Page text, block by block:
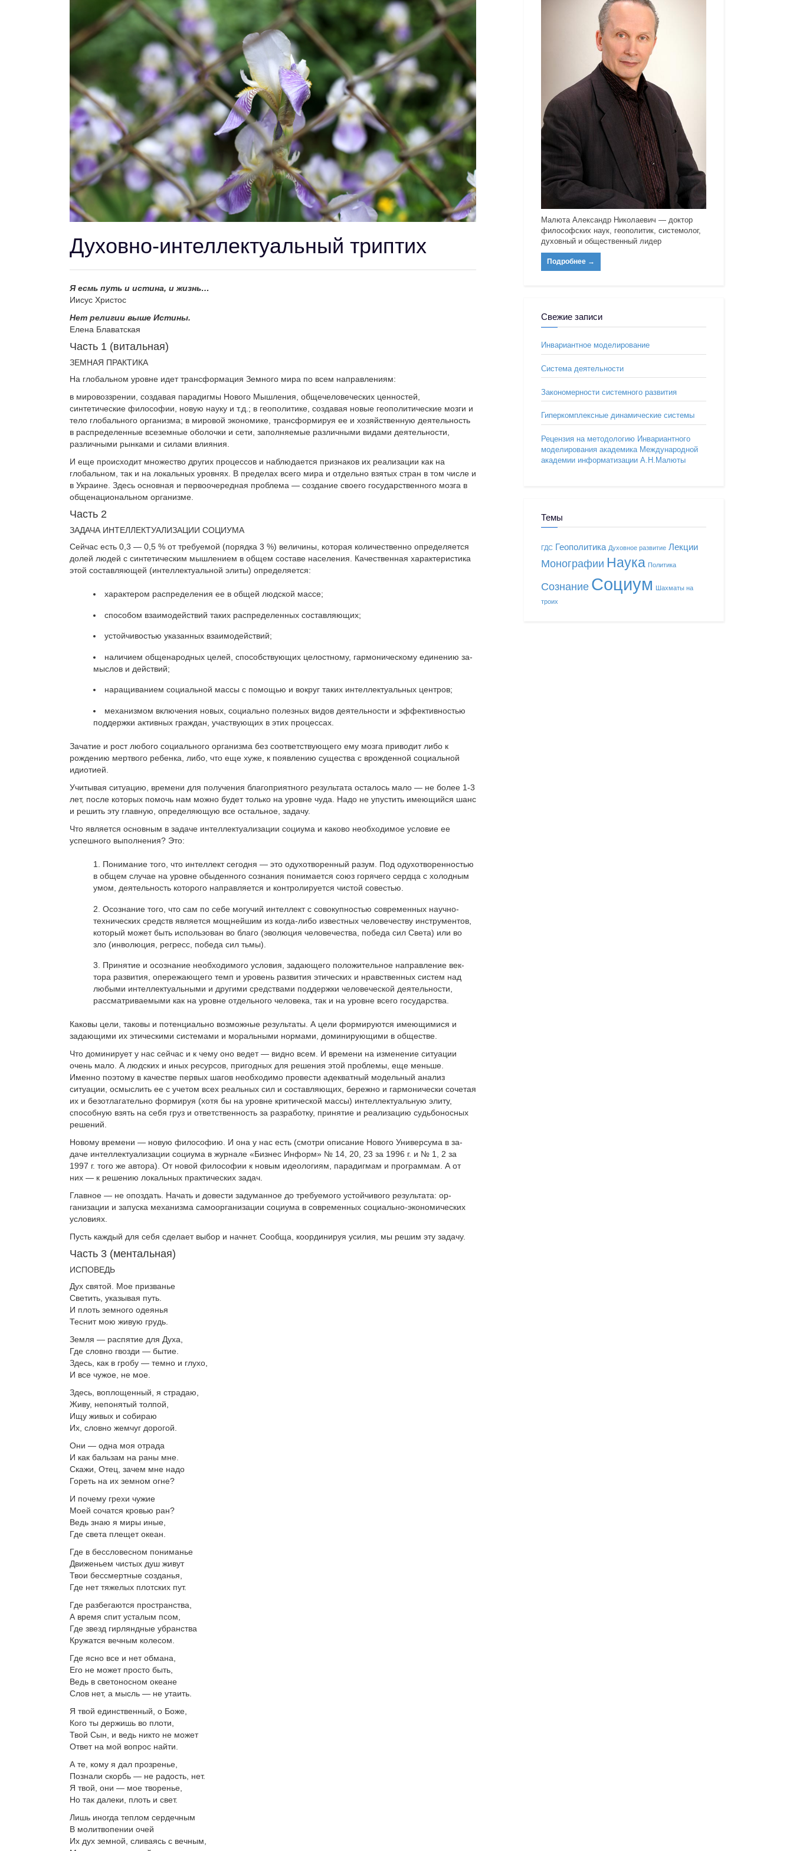
Духовно-интеллектуальный триптих
Posted
09.07.2015
By
МАНУ
Яесмь путь и истина, и жизнь…
Иисус Христос
Нет религии выше Истины.
Елена Блаватская
Часть 1 (витальная)
ЗЕМНАЯ ПРАКТИКА
На глобальном уровне идет трансформация Земного мира по всем направлениям:
в мировоззрении, создавая парадигмы Но­вого Мышления, общечеловеческих ценностей,
синтетические философии, новую науку и т.д.; в геополитике, создавая новые гео­политические мозги и
тело глобального организ­ма; в мировой экономике, трансформируя ее и хозяйственную деятельность
в распределенные всеземные оболочки и сети, заполняемые различ­ными видами деятельности,
различными рынками и силами влияния.
И еще происходит множество других процессов и наблюдается призна­ков их реализации как на
глобальном, так и на локальных уровнях. В пределах всего мира и от­дельно взятых стран в том числе и
в Украине. Здесь основная и пер­воочередная проблема — создание своего государ­ственного мозга в
общенациональном организме.
Часть 2
ЗАДАЧА ИНТЕЛЛЕКТУАЛИЗАЦИИ СОЦИУМА
Сейчас есть 0,3 — 0,5 % от требуемой (порядка 3 %) величины, которая количественно определя­ется
долей людей с синтетическим мышлением в общем составе населения. Качественная характери­стика
этой составляющей (интеллектуальной эли­ты) определяется:
характером распределения ее в общей люд­ской массе;
способом взаимодействий таких распреде­ленных составляющих;
устойчивостью указанных взаимодействий;
наличием общенародных целей, способству­ющих целостному, гармоническому единению за­
мыслов и действий;
наращиванием социальной массы с помощью и вокруг таких интеллектуальных центров;
механизмом включения новых, социально полезных видов деятельности и эффективностью
поддержки активных граждан, участвующих в этих процессах.
Зачатие и рост любого социального организма без соответствующего ему мозга приводит либо к
рождению мертвого ребенка, либо, что еще хуже, к появлению существа с врожденной социальной
идиотией.
Учитывая ситуацию, времени для получения благоприятного результата осталось мало — не более 1-3
лет, после которых помочь нам можно бу­дет только на уровне чуда. Надо не упустить име­ющийся шанс
и решить эту главную, определяю­щую все остальное, задачу.
Что является основным в задаче интеллектуа­лизации социума и каково необходимое условие ее
успешного выполнения? Это:
Понимание того, что интеллект сегодня — это одухотворенный разум. Под одухотворенностью
в общем случае на уровне обыденного сознания по­нимается союз горячего сердца с холодным
умом, деятельность которого направляется и контроли­руется чистой совестью.
Осознание того, что сам по себе могучий интеллект с совокупностью современных научно-
технических средств является мощнейшим из ког­да-либо известных человечеству инструментов,
ко­торый может быть использован во благо (эволю­ция человечества, победа сил Света) или во
зло (инволюция, регресс, победа сил тьмы).
Принятие и осознание необходимого условия, задающего положительное направление век­
тора развития, опережающего темп и уровень раз­вития этических и нравственных систем над
любы­ми интеллектуальными и другими средствами под­держки человеческой деятельности,
рассматрива­емыми как на уровне отдельного человека, так и на уровне всего государства.
Каковы цели, таковы и потенциально возможные результаты. А цели формируются имеющимися и
задающими их этическими системами и моральны­ми нормами, доминирующими в обществе.
Что доминирует у нас сейчас и к чему оно ве­дет — видно всем. И времени на изменение ситу­ации
очень мало. А людских и иных ресурсов, при­годных для решения этой проблемы, еще мень­ше.
Именно поэтому в качестве первых шагов не­обходимо провести адекватный модельный ана­лиз
ситуации, осмыслить ее с учетом всех реаль­ных сил и составляющих, бережно и гармоничес­ки сочетая
их и безотлагательно формируя (хотя бы на уровне критической массы) интеллектуаль­ную элиту,
способную взять на себя груз и ответ­ственность за разработку, принятие и реализацию судьбоносных
решений.
Новому времени — новую философию. И она у нас есть (смотри описание Нового Универсума в за­
даче интеллектуализации социума в журнале «Биз­нес Информ» № 14, 20, 23 за 1996 г. и № 1, 2 за
1997 г. того же автора). От новой философии к но­вым идеологиям, парадигмам и программам. А от
них — к решению локальных практических задач.
Главное — не опоздать. Начать и довести заду­манное до требуемого устойчивого результата: ор­
ганизации и запуска механизма самоорганизации социума в современных социально-экономических
условиях.
Пусть каждый для себя сделает выбор и нач­нет. Сообща, координируя усилия, мы решим эту задачу.
Часть 3 (ментальная)
ИСПОВЕДЬ
Дух святой. Мое призванье
Светить, указывая путь.
И плоть земного одеянья
Теснит мою живую грудь.
Земля — распятие для Духа,
Где словно гвозди — бытие.
Здесь, как в гробу — темно и глухо,
И все чужое, не мое.
Здесь, воплощенный, я страдаю,
Живу, непонятый толпой,
Ищу живых и собираю
Их, словно жемчуг дорогой.
Они — одна моя отрада
И как бальзам на раны мне.
Скажи, Отец, зачем мне надо
Гореть на их земном огне?
И почему грехи чужие
Моей сочатся кровью ран?
Ведь знаю я миры иные,
Где света плещет океан.
Где в бессловесном пониманье
Движеньем чистых душ живут
Твои бессмертные созданья,
Где нет тяжелых плотских пут.
Где разбегаются пространства,
А время спит усталым псом,
Где звезд гирляндные убранства
Кружатся вечным колесом.
Где ясно все и нет обмана,
Его не может просто быть,
Ведь в светоносном океане
Слов нет, а мысль — не утаить.
Я твой единственный, о Боже,
Кого ты держишь во плоти,
Твой Сын, и ведь никто не может
Ответ на мой вопрос найти.
А те, кому я дал прозренье,
Познали скорбь — не радость, нет.
Я твой, они — мое творенье,
Но так далеки, плоть и свет.
Лишь иногда теплом сердечным
В молитвопении очей
Их дух земной, сливаясь с вечным,
Малюта Александр Николаевич — доктор
философских наук, геополитик, системолог,
духовный и общественный лидер
Подробнее →
Свежие записи
Инвариантное моделирование
Система деятельности
Закономерности системного развития
Гиперкомплексные динамические системы
Рецензия на методологию Инвариантного
моделирования академика Международной
академии информатизации А.Н.Малюты
Темы
ГДС Геополитика Духовное развитие Лекции
Монографии Наука Политика
Сознание Социум Шахматы на
троих